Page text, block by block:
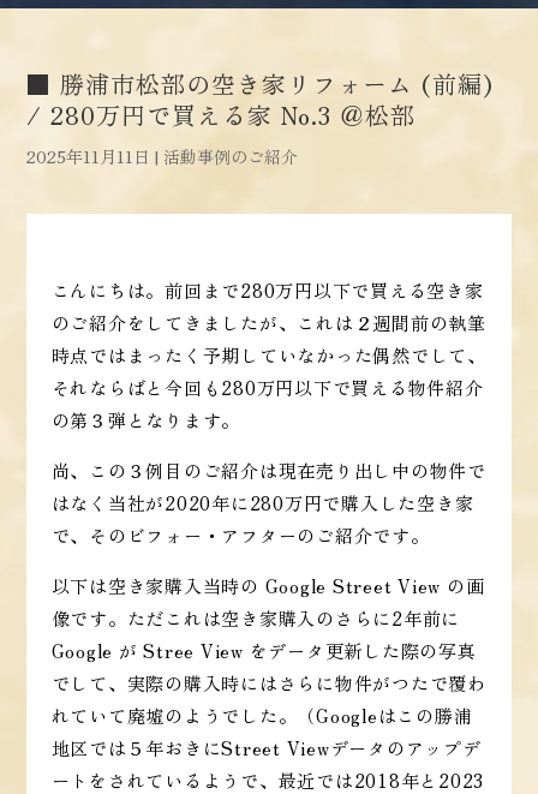
■ 勝浦市松部の空き家リフォーム (前編)
/ 280万円で買える家 No.3 ＠松部
2025年11月11日 | 活動事例のご紹介
こんにちは。前回まで280万円以下で買える空き家
のご紹介をしてきましたが、これは２週間前の執筆
時点ではまったく予期していなかった偶然でして、
それならばと今回も280万円以下で買える物件紹介
の第３弾となります。
尚、この３例目のご紹介は現在売り出し中の物件で
はなく当社が2020年に280万円で購入した空き家
で、そのビフォー・アフターのご紹介です。
以下は空き家購入当時の Google Street View の画
像です。ただこれは空き家購入のさらに2年前に
Google が Stree View をデータ更新した際の写真
でして、実際の購入時にはさらに物件がつたで覆わ
れていて廃墟のようでした。（Googleはこの勝浦
地区では５年おきにStreet Viewデータのアップデ
ートをされているようで、最近では2018年と2023